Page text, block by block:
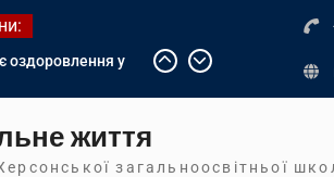
оздоровлення у
про вступ
з тимчасово
життя
загальноосвітньої